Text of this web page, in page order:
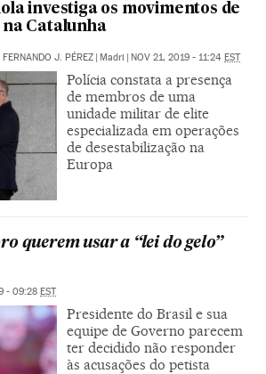
investiga os movimentos de
na Catalunha
FERNANDO J. PÉREZ | Madri | NOV 21, 2019 - 11:24 EST
Polícia constata a presença
de membros de uma
unidade militar de elite
especializada em operações
de desestabilização na
Europa
querem usar a “lei do gelo”
- 09:28 EST
Presidente do Brasil e sua
equipe de Governo parecem
ter decidido não responder
às acusações do petista